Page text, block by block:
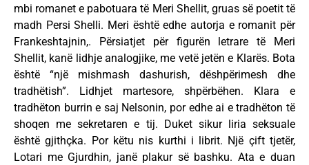
mbi romanet e pabotuara të Meri Shellit, gruas së poetit të
madh Persi Shelli. Meri është edhe autorja e romanit për
Frankeshtajnin,. Përsiatjet për figurën letrare të Meri
Shellit, kanë lidhje analogjike, me vetë jetën e Klarës. Bota
është “një mishmash dashurish, dëshpërimesh dhe
tradhëtish”. Lidhjet martesore, shpërbëhen. Klara e
tradhëton burrin e saj Nelsonin, por edhe ai e tradhëton të
shoqen me sekretaren e tij. Duket sikur liria seksuale
është gjithçka. Por këtu nis kurthi i librit. Një çift tjetër,
Lotari me Gjurdhin, janë plakur së bashku. Ata e duan